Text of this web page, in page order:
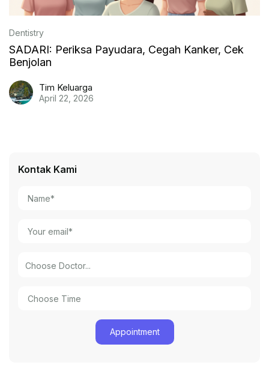
Dentistry
SADARI: Periksa Payudara, Cegah Kanker, Cek
Benjolan
Tim Keluarga
April 22, 2026
Kontak Kami